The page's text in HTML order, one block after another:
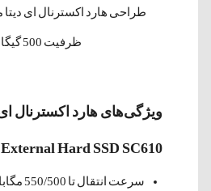
ظرفیت 500 گیگابایت
External Hard SSD SC610
سرعت انتقال تا 550/500 مگابایت در ثانیه